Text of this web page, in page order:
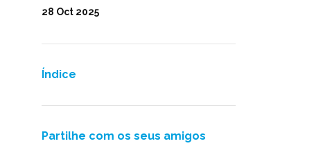
Índice
Partilhe com os seus amigos
28 Oct 2025